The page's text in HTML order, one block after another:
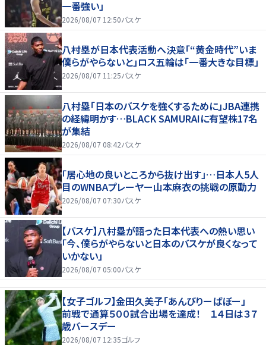
一番強い」
2026/08/07 12:50バスケ
八村塁が日本代表活動へ決意「“黄金時代”いま
僕らがやらないと」ロス五輪は「一番大きな目標」
2026/08/07 11:25バスケ
八村塁「日本のバスケを強くするために」JBA連携
の経緯明かす…BLACK SAMURAIに有望株17名
が集結
2026/08/07 08:42バスケ
「居心地の良いところから抜け出す」…日本人5人
目のWNBAプレーヤー山本麻衣の挑戦の原動力
2026/08/07 07:30バスケ
【バスケ】八村塁が語った日本代表への熱い思い
「今、僕らがやらないと日本のバスケが良くなって
いかない」
2026/08/07 05:00バスケ
【女子ゴルフ】金田久美子「あんびりーばぼー」
前戦で通算５００試合出場を達成！ １４日は３７
歳バースデー
2026/08/07 12:35ゴルフ